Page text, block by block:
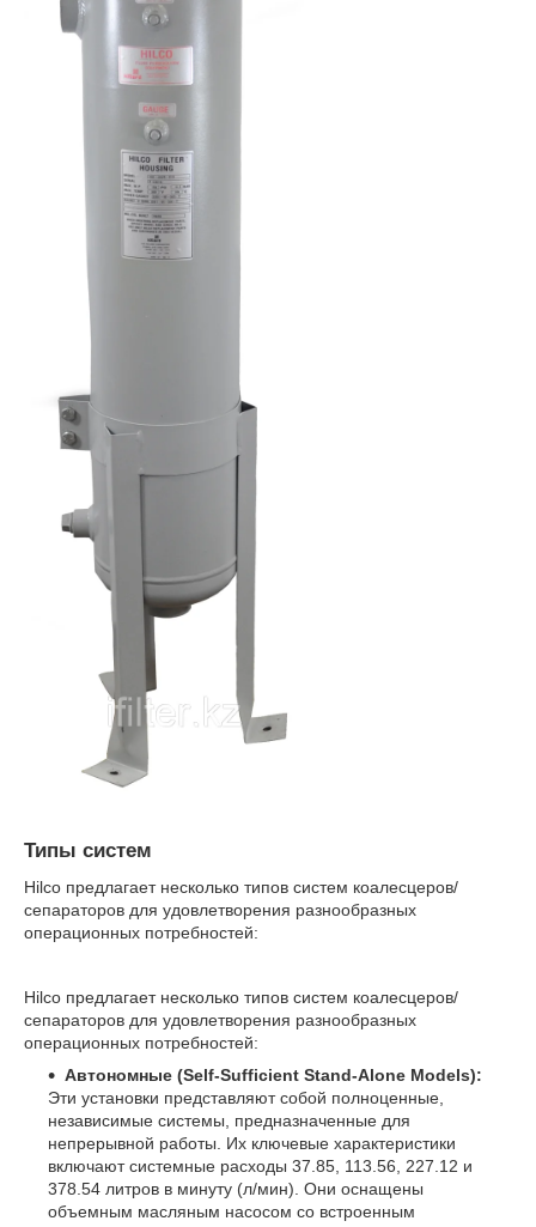
Типы систем
Hilco предлагает несколько типов систем коалесцеров/
сепараторов для удовлетворения разнообразных
операционных потребностей:
Hilco предлагает несколько типов систем коалесцеров/
сепараторов для удовлетворения разнообразных
операционных потребностей:
Автономные (Self-Sufficient Stand-Alone Models):
Эти установки представляют собой полноценные,
независимые системы, предназначенные для
непрерывной работы. Их ключевые характеристики
включают системные расходы 37.85, 113.56, 227.12 и
378.54 литров в минуту (л/мин). Они оснащены
объемным масляным насосом со встроенным